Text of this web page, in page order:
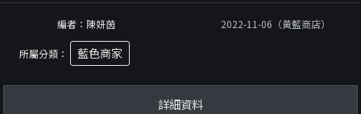
編者：陳妍茵 2022-11-06（黃藍商店）
所屬分類： 藍色商家
詳細資料